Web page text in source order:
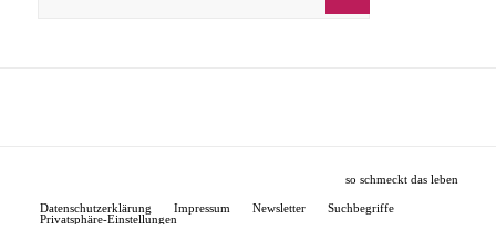
so schmeckt das leben
Datenschutzerklärung Impressum Newsletter
Suchbegriffe
Privatsphäre-Einstellungen